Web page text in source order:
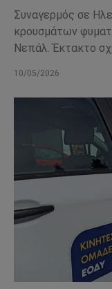
Συναγερμός σε
κρουσμάτων
Νεπάλ. Έκτακτο
10/05/2026